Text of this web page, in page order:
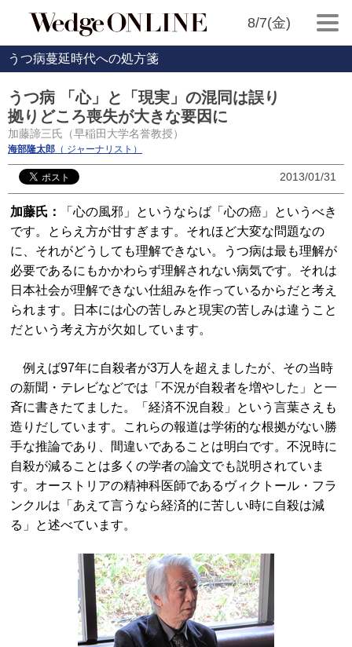
8/7(金)
うつ病蔓延時代への処方箋
うつ病 「心」と「現実」の混同は誤り
拠りどころ喪失が大きな要因に
加藤諦三氏（早稲田大学名誉教授）
海部隆太郎 （ ジャーナリスト）
2013/01/31
加藤氏：
「心の風邪」というならば「心の癌」というべき
です。とらえ方が甘すぎます。それほど大変な問題なの
に、それがどうしても理解できない。うつ病は最も理解が
必要であるにもかかわらず理解されない病気です。それは
日本社会が理解できない仕組みを作っているからだと考え
られます。日本には心の苦しみと現実の苦しみは違うこと
だという考え方が欠如しています。
例えば97年に自殺者が3万人を超えましたが、その当時
の新聞・テレビなどでは「不況が自殺者を増やした」と一
斉に書きたてました。「経済不況自殺」という言葉さえも
造りだしています。これらの報道は学術的な根拠がない勝
手な推論であり、間違いであることは明白です。不況時に
自殺が減ることは多くの学者の論文でも説明されていま
す。オーストリアの精神科医師であるヴィクトール・フラ
ンクルは「あえて言うなら経済的に苦しい時に自殺は減
る」と述べています。